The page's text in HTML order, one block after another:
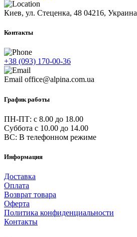
Киев, ул. Стеценка, 48 04216, Украина
Контакты
+38 (093) 170-00-36
Email office@alpina.com.ua
График работы
ПН-ПТ: c 8.00 до 18.00
Суббота с 10.00 до 14.00
ВС: В телефонном режиме
Информация
Доставка
Оплата
Возврат товара
Оферта
Политика конфиденциальности
Контакты